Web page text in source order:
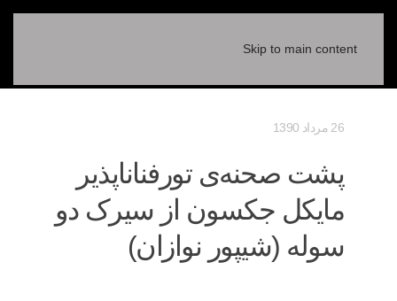
Skip to main content
26 مرداد 1390
پشت صحنه‌ی تورفناناپذیر
مایکل جکسون از سیرک دو
سوله (شیپور نوازان)